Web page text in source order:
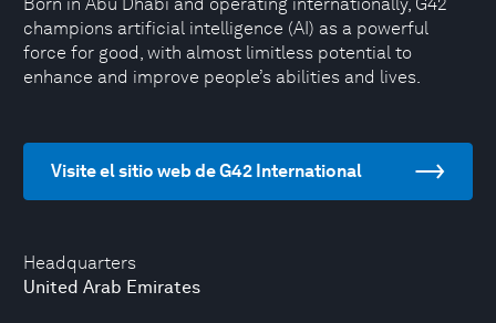
Headquarters
United Arab Emirates
champions artificial intelligence (AI) as a powerful
force for good, with almost limitless potential to
enhance and improve people’s abilities and lives.
Visite el sitio web de G42 International